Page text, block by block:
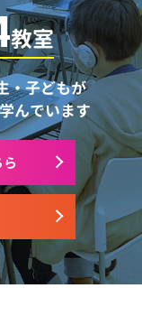
教室
・子どもが
んでいます